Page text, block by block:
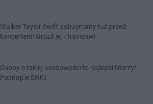
Stalker Taylor Swift zatrzymany tuż przed
koncertem! Groził jej i Travisowi
Osoby o takiej osobowości to najlepsi liderzy!
Poznajcie ENFJ